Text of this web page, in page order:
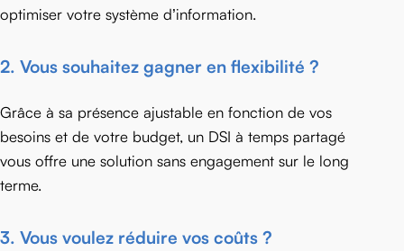
optimiser votre système d’information.
2. Vous souhaitez gagner en flexibilité ?
Grâce à sa présence ajustable en fonction de vos
besoins et de votre budget, un DSI à temps partagé
vous offre une solution sans engagement sur le long
terme.
3. Vous voulez réduire vos coûts ?